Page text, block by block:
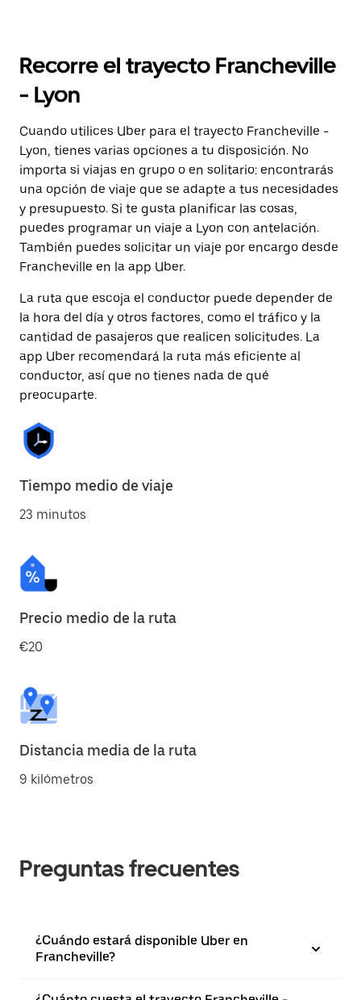
Recorre el trayecto Francheville
- Lyon
Cuando utilices Uber para el trayecto Francheville -
Lyon, tienes varias opciones a tu disposición. No
importa si viajas en grupo o en solitario: encontrarás
una opción de viaje que se adapte a tus necesidades
y presupuesto. Si te gusta planificar las cosas,
puedes programar un viaje a Lyon con antelación.
También puedes solicitar un viaje por encargo desde
Francheville en la app Uber.
La ruta que escoja el conductor puede depender de
la hora del día y otros factores, como el tráfico y la
cantidad de pasajeros que realicen solicitudes. La
app Uber recomendará la ruta más eficiente al
conductor, así que no tienes nada de qué
preocuparte.
Tiempo medio de viaje
23 minutos
Precio medio de la ruta
€20
Distancia media de la ruta
9 kilómetros
Preguntas frecuentes
¿Cuándo estará disponible Uber en
Francheville?